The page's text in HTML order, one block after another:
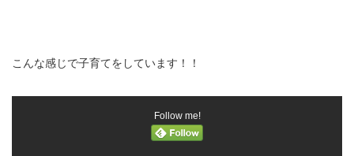
こんな感じで子育てをしています！！
Follow me!